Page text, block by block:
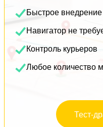
Быстрое внедрение
Навигатор не
Контроль курьеров
Любое количество
Тест-